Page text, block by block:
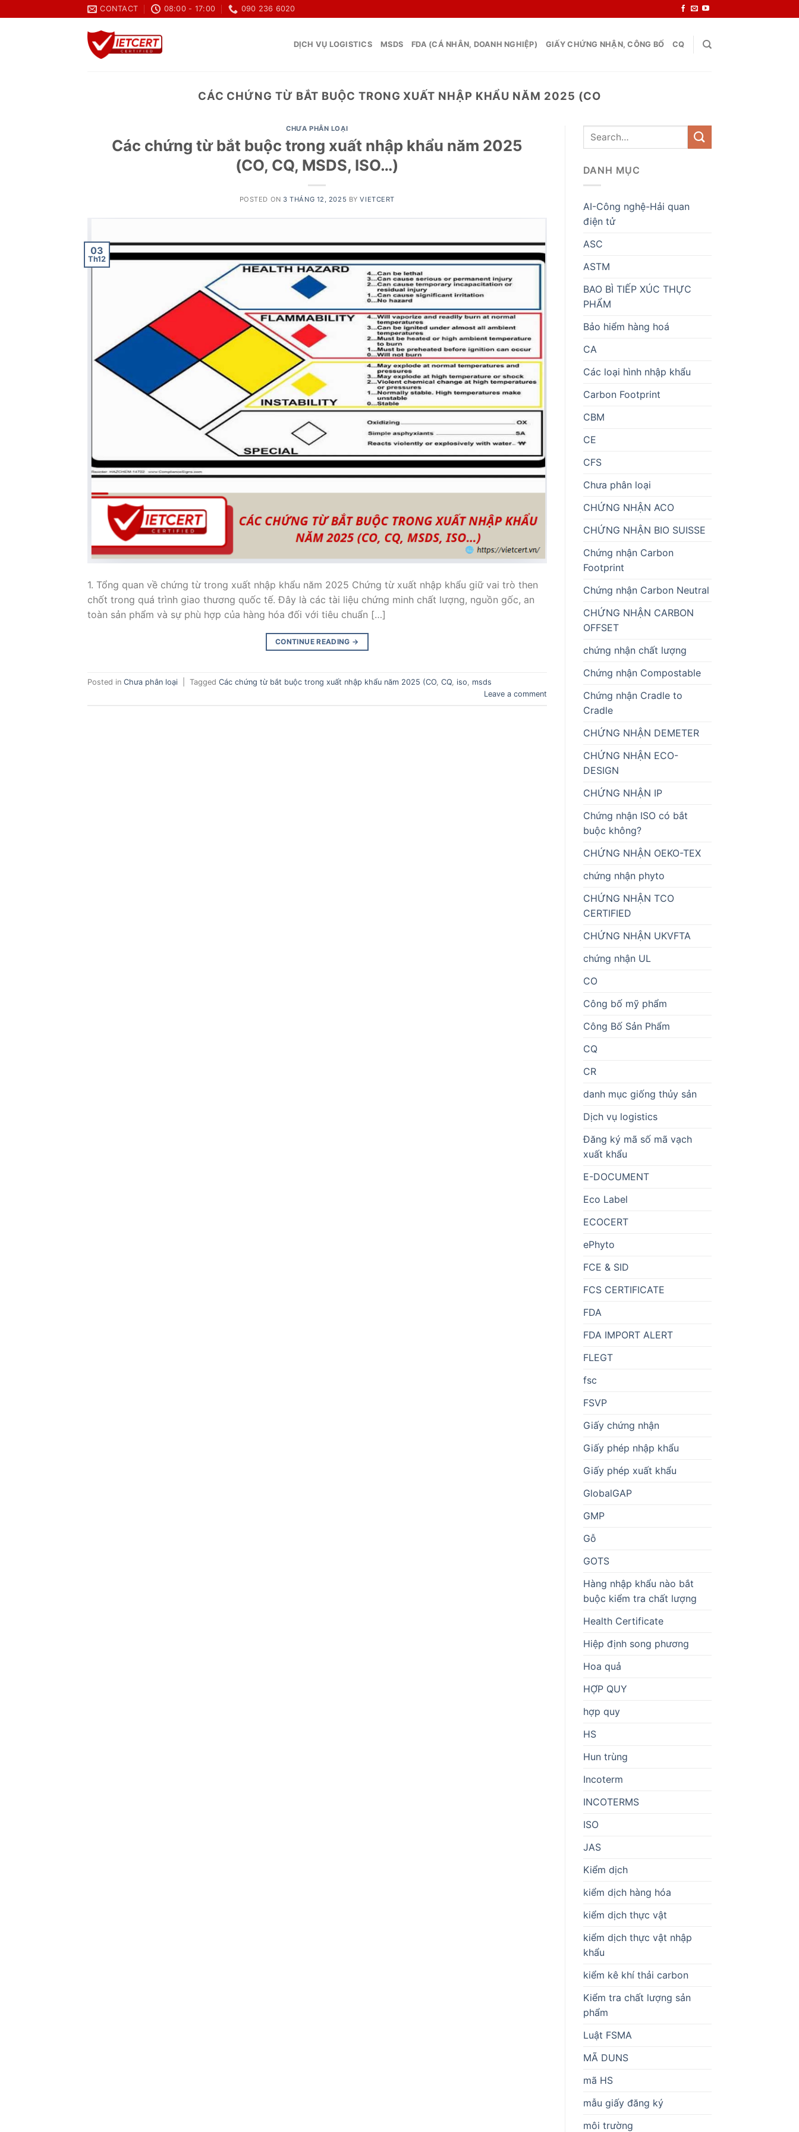
to
CONTACT 08:00 - 17:00 090 236 6020
DỊCH VỤ LOGISTICS MSDS FDA (CÁ NHÂN, DOANH NGHIỆP) GIẤY CHỨNG NHẬN, CÔNG BỐ CQ
CÁC CHỨNG TỪ BẮT BUỘC TRONG XUẤT NHẬP KHẨU NĂM 2025 (CO
CHƯA PHÂN LOẠI
Các chứng từ bắt buộc trong xuất nhập khẩu năm 2025
(CO, CQ, MSDS, ISO…)
POSTED ON 3 THÁNG 12, 2025 BYVIETCERT
03
Th12
1. Tổng quan về chứng từ trong xuất nhập khẩu năm 2025 Chứng từ xuất nhập khẩu giữ vai trò then
chốt trong quá trình giao thương quốc tế. Đây là các tài liệu chứng minh chất lượng, nguồn gốc, an
toàn sản phẩm và sự phù hợp của hàng hóa đối với tiêu chuẩn […]
CONTINUE READING →
Posted in Chưa phân loại Tagged Các chứng từ bắt buộc trong xuất nhập khẩu năm 2025 (CO CQ iso
msds
Leave a comment
DANH MỤC
AI-Công nghệ-Hải quan
điện tử
ASC
ASTM
BAO BÌ TIẾP XÚC THỰC
PHẨM
Bảo hiểm hàng hoá
CA
Các loại hình nhập khẩu
Carbon Footprint
CBM
CE
CFS
Chưa phân loại
CHỨNG NHẬN ACO
CHỨNG NHẬN BIO SUISSE
Chứng nhận Carbon
Footprint
Chứng nhận Carbon Neutral
CHỨNG NHẬN CARBON
OFFSET
chứng nhận chất lượng
Chứng nhận Compostable
Chứng nhận Cradle to
Cradle
CHỨNG NHẬN DEMETER
CHỨNG NHẬN ECO-
DESIGN
CHỨNG NHẬN IP
Chứng nhận ISO có bắt
buộc không?
CHỨNG NHẬN OEKO-TEX
chứng nhận phyto
CHỨNG NHẬN TCO
CERTIFIED
CHỨNG NHẬN UKVFTA
chứng nhận UL
CO
Công bố mỹ phẩm
Công Bố Sản Phẩm
CQ
CR
danh mục giống thủy sản
Dịch vụ logistics
Đăng ký mã số mã vạch
xuất khẩu
E-DOCUMENT
Eco Label
ECOCERT
ePhyto
FCE & SID
FCS CERTIFICATE
FDA
FDA IMPORT ALERT
FLEGT
fsc
FSVP
Giấy chứng nhận
Giấy phép nhập khẩu
Giấy phép xuất khẩu
GlobalGAP
GMP
Gỗ
GOTS
Hàng nhập khẩu nào bắt
buộc kiểm tra chất lượng
Health Certificate
Hiệp định song phương
Hoa quả
HỢP QUY
hợp quy
HS
Hun trùng
Incoterm
INCOTERMS
ISO
JAS
Kiểm dịch
kiểm dịch hàng hóa
kiểm dịch thực vật
kiểm dịch thực vật nhập
khẩu
kiểm kê khí thải carbon
Kiểm tra chất lượng sản
phẩm
Luật FSMA
MÃ DUNS
mã HS
mẫu giấy đăng ký
môi trường